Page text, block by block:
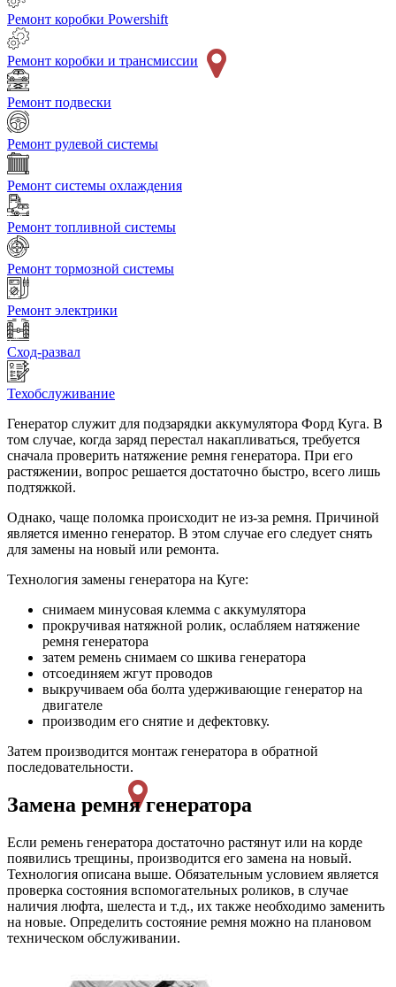
Ремонт коробки Powershift
Ремонт коробки и трансмиссии
Ремонт подвески
Ремонт рулевой системы
Ремонт системы охлаждения
Ремонт топливной системы
Ремонт тормозной системы
Ремонт электрики
Сход-развал
Техобслуживание
Генератор служит для подзарядки аккумулятора Форд Куга. В
том случае, когда заряд перестал накапливаться, требуется
сначала проверить натяжение ремня генератора. При его
растяжении, вопрос решается достаточно быстро, всего лишь
подтяжкой.
Однако, чаще поломка происходит не из-за ремня. Причиной
является именно генератор. В этом случае его следует снять
для замены на новый или ремонта.
Технология замены генератора на Куге:
снимаем минусовая клемма с аккумулятора
прокручивая натяжной ролик, ослабляем натяжение
ремня генератора
затем ремень снимаем со шкива генератора
отсоединяем жгут проводов
выкручиваем оба болта удерживающие генератор на
двигателе
производим его снятие и дефектовку.
Затем производится монтаж генератора в обратной
последовательности.
Замена ремня генератора
Если ремень генератора достаточно растянут или на корде
появились трещины, производится его замена на новый.
Технология описана выше. Обязательным условием является
проверка состояния вспомогательных роликов, в случае
наличия люфта, шелеста и т.д., их также необходимо заменить
на новые. Определить состояние ремня можно на плановом
техническом обслуживании.